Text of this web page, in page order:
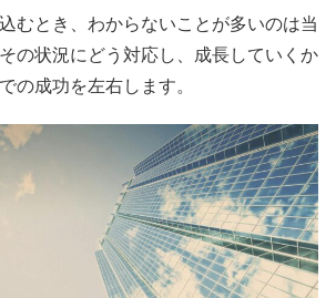
むとき、わからないことが多いのは当
の状況にどう対応し、成長していくか
の成功を左右します。